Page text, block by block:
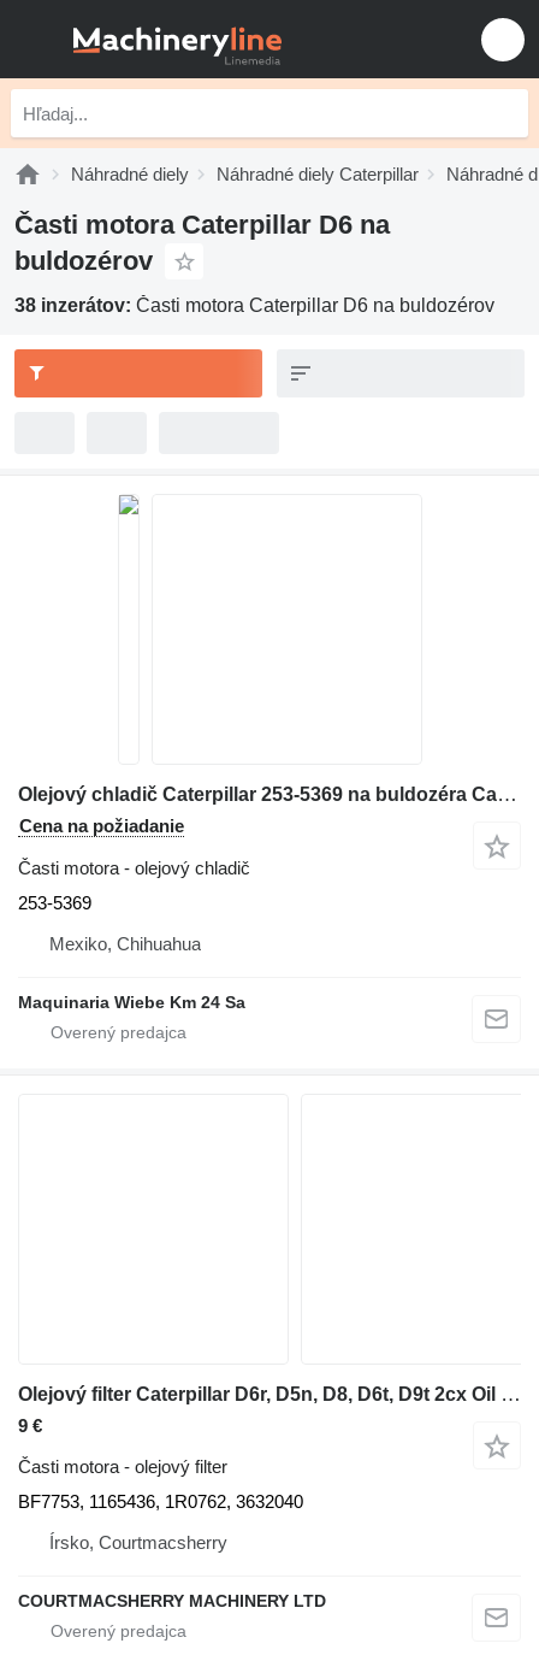
Náhradné diely Náhradné diely Caterpillar Náhradné
Časti motora Caterpillar D6 na
buldozérov
38 inzerátov: Časti motora Caterpillar D6 na buldozérov
Olejový chladič Caterpillar 253-5369 na buldozéra Caterpillar D6T
Cena na požiadanie
Časti motora - olejový chladič
253-5369
Mexiko, Chihuahua
Maquinaria Wiebe Km 24 Sa
Olejový filter Caterpillar D6r, D5n, D8, D6t, D9t 2cx Oil Filter 1165436, 1r0762, 3632040 BF7753 na buldozéra
9 €
Časti motora - olejový filter
BF7753, 1165436, 1R0762, 3632040
Írsko, Courtmacsherry
COURTMACSHERRY MACHINERY LTD